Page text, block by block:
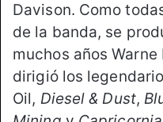
Davison. Como
de la banda, se
muchos años
dirigió los
Oil, Diesel & Dust,